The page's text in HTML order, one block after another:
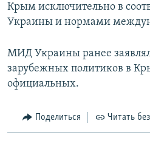
Крым исключительно в
Украины и нормами
МИД Украины ранее
зарубежных политиков в
официальных.
Поделиться Читать